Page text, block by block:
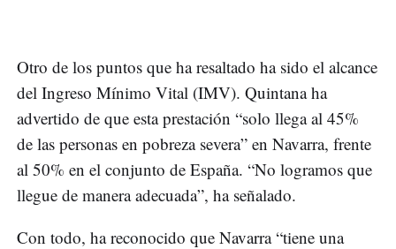
Otro de los puntos que ha resaltado ha sido el alcance
del Ingreso Mínimo Vital (IMV). Quintana ha
advertido de que esta prestación “solo llega al 45%
de las personas en pobreza severa” en Navarra, frente
al 50% en el conjunto de España. “No logramos que
llegue de manera adecuada”, ha señalado.
Con todo, ha reconocido que Navarra “tiene una